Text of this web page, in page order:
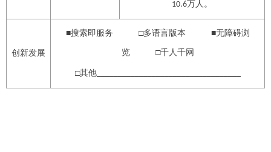
10.6万人。
创新发展
■搜索即服务 □多语言版本 ■无障碍浏
览 □千人千网
□其他__________________________________